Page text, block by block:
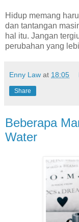
Hidup memang
dan tantangan
hal itu. Jangan
perubahan yang
Enny Law at 18:05
Share
Beberapa
Water